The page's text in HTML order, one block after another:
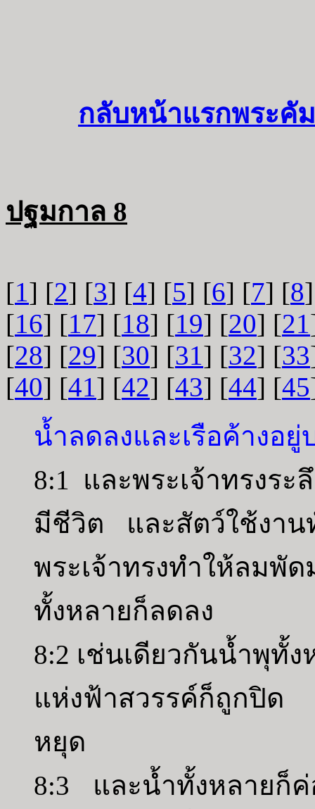
กลับหน้าแรกพระคั
ปฐมกาล 8
[1] [2] [3] [4] [5] [6] [7] [8
[16] [17] [18] [19] [20] [21
[28] [29] [30] [31] [32] [33
[40] [41] [42] [43] [44] [45
น้ำลดลงและเรือค้างอยู่
8:1 และพระเจ้าทรงร
มีชีวิต และสัตว์ใช้งาน
พระเจ้าทรงทำให้ลม
ทั้งหลายก็ลดลง
8:2 เช่นเดียวกันน้ำพุทั้
แห่งฟ้าสวรรค์ก็ถูกปิ
หยุด
8:3 และน้ำทั้งหลายก็